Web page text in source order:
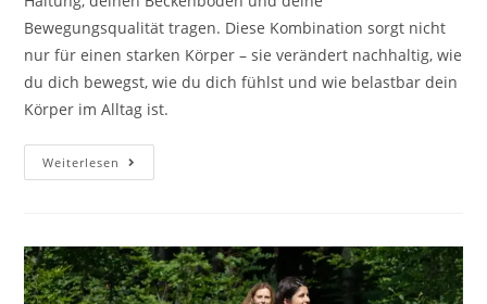
Bewegungsqualität tragen. Diese Kombination sorgt nicht
nur für einen starken Körper – sie verändert nachhaltig, wie
du dich bewegst, wie du dich fühlst und wie belastbar dein
Körper im Alltag ist.
Weiterlesen Pilates
Und